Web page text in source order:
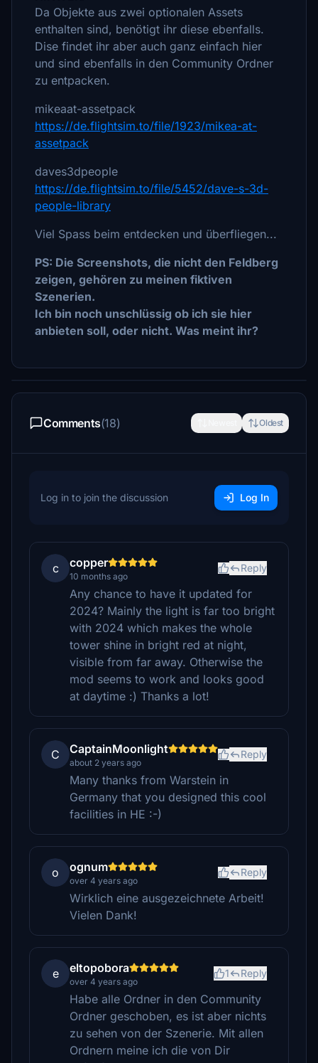
Da Objekte aus zwei optionalen Assets
enthalten sind, benötigt ihr diese ebenfalls.
Dise findet ihr aber auch ganz einfach hier
und sind ebenfalls in den Community Ordner
zu entpacken.
mikeaat-assetpack
https://de.flightsim.to/file/1923/mikea-at-
assetpack
daves3dpeople
https://de.flightsim.to/file/5452/dave-s-3d-
people-library
Viel Spass beim entdecken und überfliegen...
PS: Die Screenshots, die nicht den Feldberg
zeigen, gehören zu meinen fiktiven
Szenerien.
Ich bin noch unschlüssig ob ich sie hier
anbieten soll, oder nicht. Was meint ihr?
Comments(18) Oldest
Log in to join the discussion Log In
c copper
10 months ago
Reply
Any chance to have it updated for
2024? Mainly the light is far too bright
with 2024 which makes the whole
tower shine in bright red at night,
visible from far away. Otherwise the
mod seems to work and looks good
at daytime :) Thanks a lot!
C CaptainMoonlight
about 2 years ago
Reply
Many thanks from Warstein in
Germany that you designed this cool
facilities in HE :-)
o ognum
over 4 years ago
Reply
Wirklich eine ausgezeichnete Arbeit!
Vielen Dank!
e eltopobora
over 4 years ago
1 Reply
Habe alle Ordner in den Community
Ordner geschoben, es ist aber nichts
zu sehen von der Szenerie. Mit allen
Ordnern meine ich die von Dir